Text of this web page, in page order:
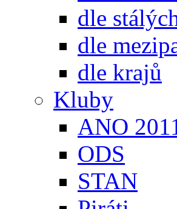
dle
dle
dle krajů
Kluby
ANO
ODS
STAN